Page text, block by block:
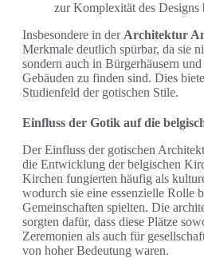
zur Komplexität des Designs
Insbesondere in der Architektur
Merkmale deutlich spürbar, da sie
sondern auch in Bürgerhäusern
Gebäuden zu finden sind. Dies
Studienfeld der gotischen Stile.
Einfluss der Gotik auf die
Der Einfluss der gotischen
die Entwicklung der belgischen
Kirchen fungierten häufig als
wodurch sie eine essenzielle Rolle
Gemeinschaften spielten. Die
sorgten dafür, dass diese Plätze
Zeremonien als auch für
von hoher Bedeutung waren.